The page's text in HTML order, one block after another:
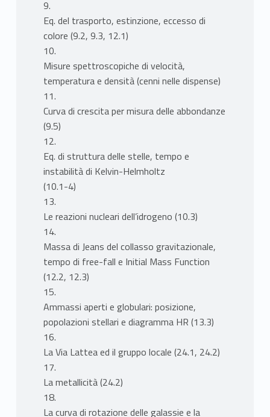
9.
Eq. del trasporto, estinzione, eccesso di
colore (9.2, 9.3, 12.1)
10.
Misure spettroscopiche di velocità,
temperatura e densità (cenni nelle dispense)
11.
Curva di crescita per misura delle abbondanze
(9.5)
12.
Eq. di struttura delle stelle, tempo e
instabilità di Kelvin-Helmholtz
(10.1-4)
13.
Le reazioni nucleari dell’idrogeno (10.3)
14.
Massa di Jeans del collasso gravitazionale,
tempo di free-fall e Initial Mass Function
(12.2, 12.3)
15.
Ammassi aperti e globulari: posizione,
popolazioni stellari e diagramma HR (13.3)
16.
La Via Lattea ed il gruppo locale (24.1, 24.2)
17.
La metallicità (24.2)
18.
La curva di rotazione delle galassie e la